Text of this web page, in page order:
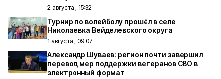
2 августа , 15:32
Турнир по волейболу прошёл в селе
Николаевка Вейделевского округа
1 августа , 09:07
Александр Шуваев: регион почти завершил
перевод мер поддержки ветеранов СВО в
электронный формат